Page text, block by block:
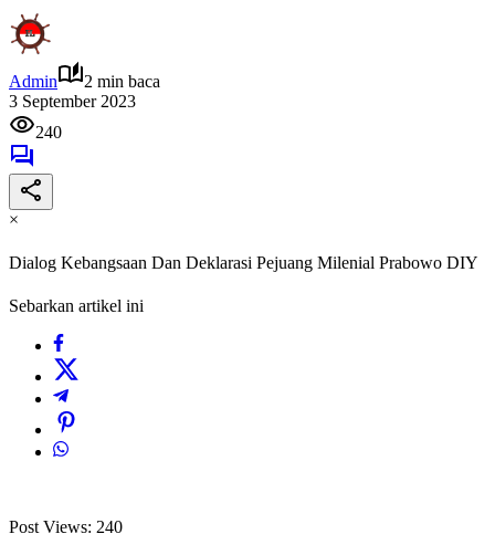
Admin
2 min baca
3 September 2023
240
×
Dialog Kebangsaan Dan Deklarasi Pejuang Milenial Prabowo DIY
Sebarkan artikel ini
Post Views: 240